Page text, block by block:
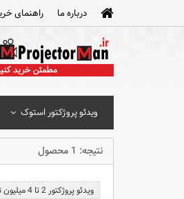
درباره ما راهنمای
ویدئو پروژکتور استوک
نتیجه: 1 محصول
ویدئو پروژکتور 2 تا 4 میلیون تومان